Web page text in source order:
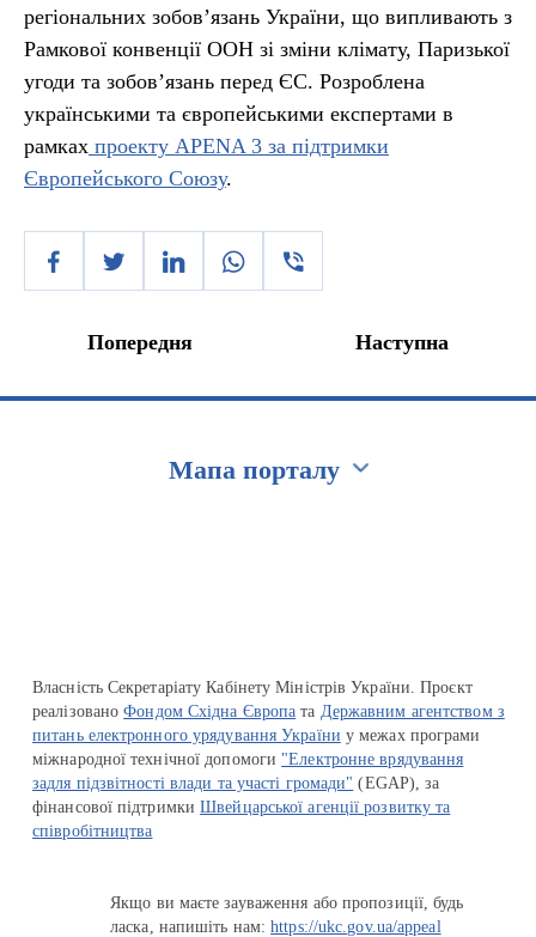
регіональних зобов’язань України, що випливають з
Рамкової конвенції ООН зі зміни клімату, Паризької
угоди та зобов’язань перед ЄС. Розроблена
українськими та європейськими експертами в
рамках проекту APENA 3 за підтримки
Європейського Союзу.
Попередня Наступна
Мапа порталу
Власність Секретаріату Кабінету Міністрів України. Проєкт
реалізованоФондом Східна Європа та Державним агентством з
питань електронного урядування України у межах програми
міжнародної технічної допомоги "Електронне врядування
задля підзвітності влади та участі громади" (EGAP), за
фінансової підтримкиШвейцарської агенції розвитку та
співробітництва
Якщо ви маєте зауваження або пропозиції, будь
ласка, напишіть нам:https://ukc.gov.ua/appeal